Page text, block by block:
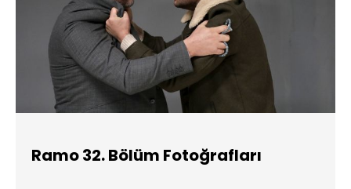
Ramo 32. Bölüm Fotoğrafları